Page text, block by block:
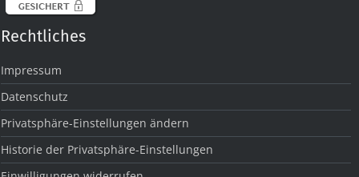
Rechtliches
Impressum
Datenschutz
Privatsphäre-Einstellungen ändern
Historie der Privatsphäre-Einstellungen